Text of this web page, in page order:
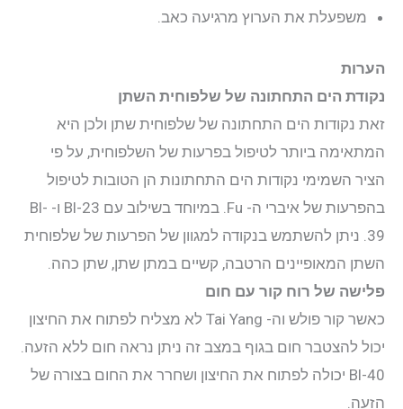
משפעלת את הערוץ מרגיעה כאב.
הערות
נקודת הים התחתונה של שלפוחית השתן
זאת נקודות הים התחתונה של שלפוחית שתן ולכן היא
המתאימה ביותר לטיפול בפרעות של השלפוחית, על פי
הציר השמימי נקודות הים התחתונות הן הטובות לטיפול
בהפרעות של איברי ה- Fu. במיוחד בשילוב עם Bl-23 ו- Bl-
39. ניתן להשתמש בנקודה למגוון של הפרעות של שלפוחית
השתן המאופיינים הרטבה, קשיים במתן שתן, שתן כהה.
פלישה של רוח קור עם חום
כאשר קור פולש וה- Tai Yang לא מצליח לפתוח את החיצון
יכול להצטבר חום בגוף במצב זה ניתן נראה חום ללא הזעה.
Bl-40 יכולה לפתוח את החיצון ושחרר את החום בצורה של
הזעה.